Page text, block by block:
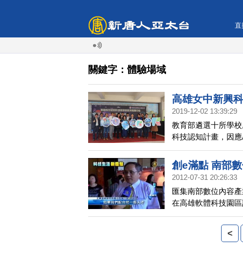
直
關鍵字：體驗場域
高雄女中新興
2019-12-02 13:39:29
教育部遴選十所學
科技認知計畫，因
技區域推廣中心體
創e滿點 南部
2012-07-31 20:26:33
匯集南部數位內容
在高雄軟體科技園
都有機會在會場進
<